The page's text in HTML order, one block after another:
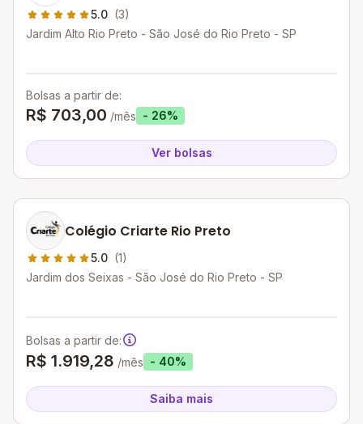
5.0 (3)
Jardim Alto Rio Preto - São José do Rio Preto - SP
Bolsas a partir de:
R$ 703,00 /mês - 26%
Ver bolsas
Colégio Criarte Rio Preto
5.0 (1)
Jardim dos Seixas - São José do Rio Preto - SP
Bolsas a partir de:
R$ 1.919,28 /mês - 40%
Saiba mais